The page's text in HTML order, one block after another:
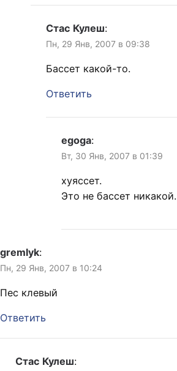
Стас Кулеш:
Пн, 29 Янв, 2007 в 09:38
Бассет какой-то.
Ответить
egoga:
Вт, 30 Янв, 2007 в 01:39
хуяссет.
Это не бассет никакой.
gremlyk:
Пн, 29 Янв, 2007 в 10:24
Пес клевый
Ответить
Стас Кулеш: